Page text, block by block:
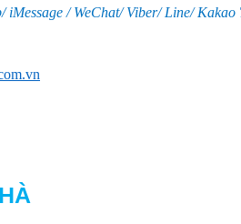
iMessage / WeChat/ Viber/ Line/